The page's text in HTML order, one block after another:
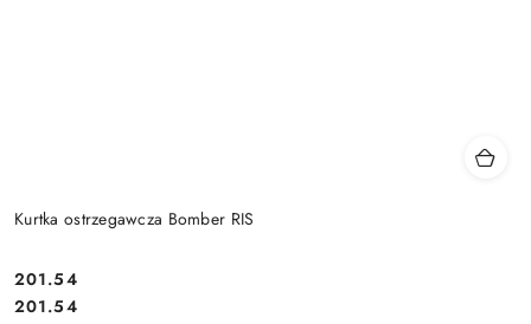
Kurtka ostrzegawcza Bomber RIS
Cena:
201.54
Cena:
201.54